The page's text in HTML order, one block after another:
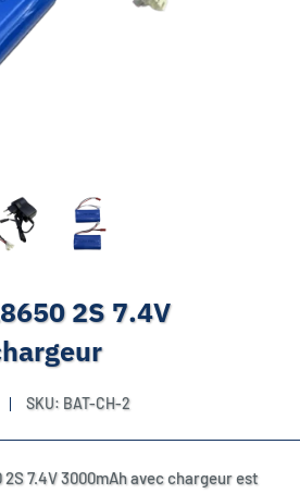
2S 7.4V
SKU: BAT-CH-2
7.4V 3000mAh avec chargeur est